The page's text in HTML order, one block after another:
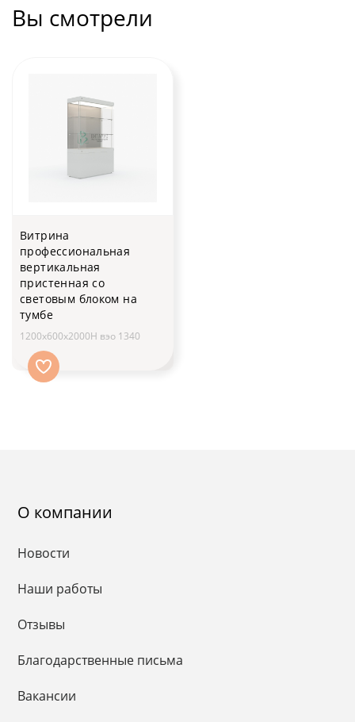
Вы смотрели
Витрина
профессиональная
вертикальная
пристенная со
световым блоком на
тумбе
1200х600х2000H вэо 1340
О компании
Новости
Наши работы
Отзывы
Благодарственные письма
Вакансии